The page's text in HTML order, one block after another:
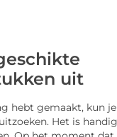
uit
hebt gemaakt, kun
Het is